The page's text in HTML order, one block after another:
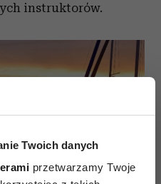
Twoich danych
przetwarzamy Twoje
instruktorów.